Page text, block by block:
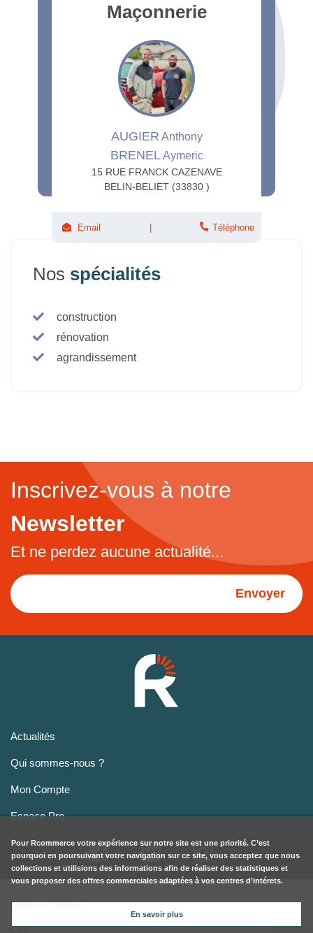
Maçonnerie
AUGIER Anthony
BRENEL Aymeric
15 RUE FRANCK CAZENAVE
BELIN-BELIET (33830 )
Email Téléphone
Nos spécialités
construction
rénovation
agrandissement
Inscrivez-vous à notre
Newsletter
Et ne perdez aucune actualité...
Envoyer
Actualités
Qui sommes-nous ?
Mon Compte
Espace Pro
Mentions Légales
CGU
Pour Rcommerce votre expérience sur notre site est une priorité. C’est
pourquoi en poursuivant votre navigation sur ce site, vous acceptez que nous
collections et utilisions des informations afin de réaliser des statistiques et
vous proposer des offres commerciales adaptées à vos centres d’intérets.
En savoir plus